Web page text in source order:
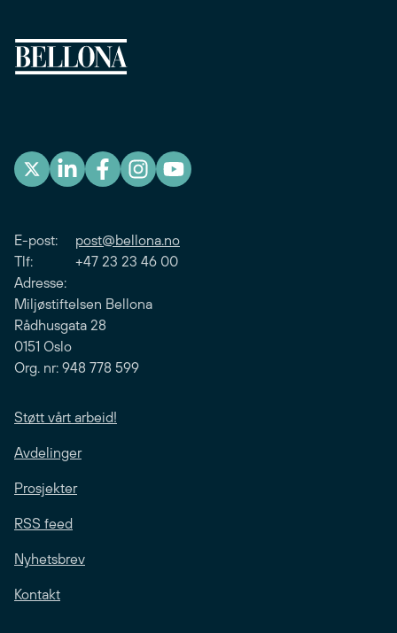
E-post: post@bellona.no
Tlf: +47 23 23 46 00
Adresse:
Miljøstiftelsen Bellona
Rådhusgata 28
0151 Oslo
Org. nr: 948 778 599
Støtt vårt arbeid!
Avdelinger
Prosjekter
RSS feed
Nyhetsbrev
Kontakt